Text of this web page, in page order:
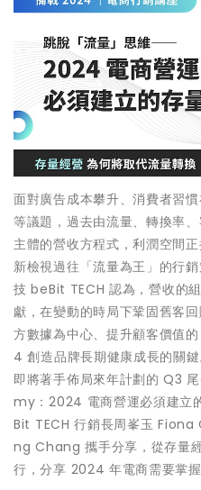
面對廣告成本攀升、消費者習
等議題，過去由流量、轉換率
主體的營收方程式，利潤空間
新檢視過往「流量為王」的行
技 beBit TECH 認為，營收的
獻，在變動的時局下鞏固舊客
方數據為中心、提升顧客價值
4 創造品牌長期健康成長的關
即將著手佈局來年計劃的 Q3
my：2024 電商營運必須建立
Bit TECH 行銷長周峯玉
ng Chang 攜手分享，從存量
行，分享 2024 年電商需要掌握